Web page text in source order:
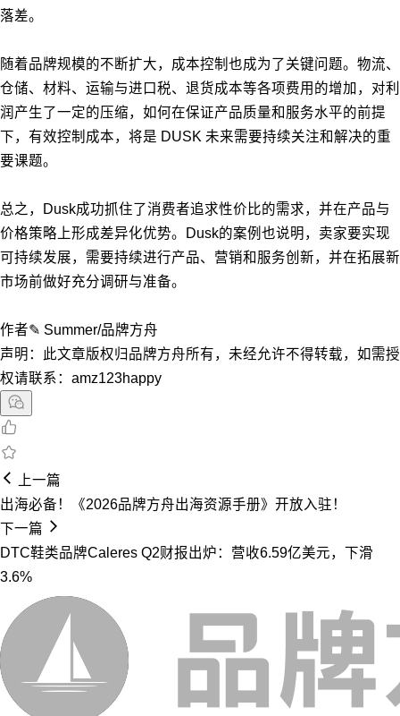
落差。
随着品牌规模的不断扩大，成本控制也成为了关键问题。物流、
仓储、材料、运输与进口税、退货成本等各项费用的增加，对利
润产生了一定的压缩，如何在保证产品质量和服务水平的前提
下，有效控制成本，将是 DUSK 未来需要持续关注和解决的重
要课题。
总之，Dusk成功抓住了消费者追求性价比的需求，并在产品与
价格策略上形成差异化优势。Dusk的案例也说明，卖家要实现
可持续发展，需要持续进行产品、营销和服务创新，并在拓展新
市场前做好充分调研与准备。
作者✎ Summer/品牌方舟
声明：此文章版权归品牌方舟所有，未经允许不得转载，如需授
权请联系：amz123happy
上一篇
出海必备！《2026品牌方舟出海资源手册》开放入驻！
下一篇
DTC鞋类品牌Caleres Q2财报出炉：营收6.59亿美元，下滑
3.6%